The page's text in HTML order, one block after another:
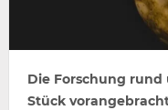
Die Forschung
Stück